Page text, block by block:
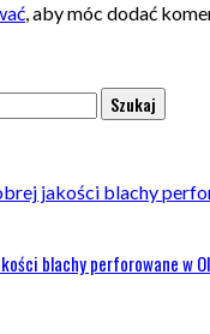
, aby móc dodać
blachy perforowane w